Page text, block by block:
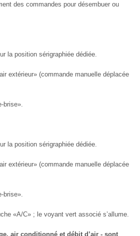
des commandes pour désembuer ou
la position sérigraphiée dédiée.
extérieur» (commande manuelle déplacée
brise».
la position sérigraphiée dédiée.
extérieur» (commande manuelle déplacée
brise».
«A/C» ; le voyant vert associé s’allume.
air conditionné et débit d’air - sont